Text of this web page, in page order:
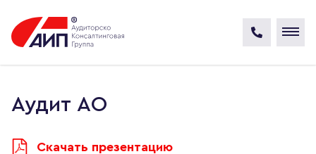
Аудит АО
Скачать презентацию